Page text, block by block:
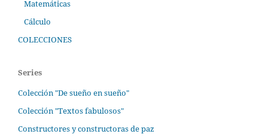
Matemáticas
Cálculo
COLECCIONES
Series
Colección "De sueño en sueño"
Colección "Textos fabulosos"
Constructores y constructoras de paz